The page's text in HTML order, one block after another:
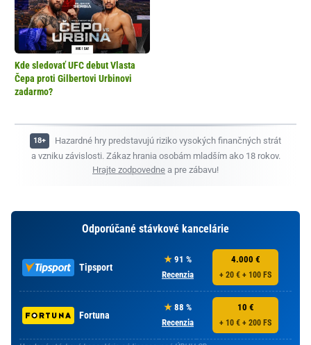
Kde sledovať UFC debut Vlasta
Čepa proti Gilbertovi Urbinovi
zadarmo?
Hazardné hry predstavujú riziko vysokých finančných strát
a vzniku závislosti. Zákaz hrania osobám mladším ako 18 rokov.
Hrajte zodpovedne a pre zábavu!
Odporúčané stávkové kancelárie
Tipsport
91 %
Recenzia
4.000 €
+ 20 € + 100 FS
Fortuna
88 %
Recenzia
10 €
+ 10 € + 200 FS